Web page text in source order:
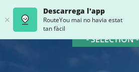
Descarrega l'app
RouteYou mai no havia estat
tan fàcil
- SELECTION -